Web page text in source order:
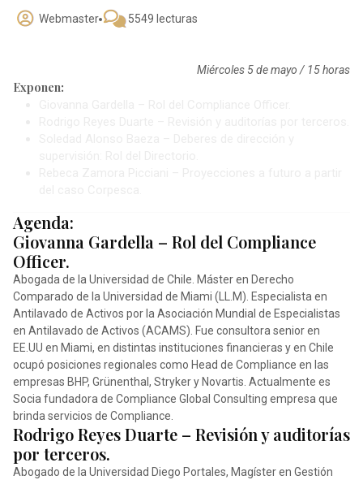
Webmaster 5549 lecturas
Miércoles 5 de mayo / 15 horas
Exponen:
Agenda:
Giovanna Gardella – Rol del Compliance
Officer.
Abogada de la Universidad de Chile. Máster en Derecho
Comparado de la Universidad de Miami (LL.M). Especialista en
Antilavado de Activos por la Asociación Mundial de Especialistas
en Antilavado de Activos (ACAMS). Fue consultora senior en
EE.UU en Miami, en distintas instituciones financieras y en Chile
ocupó posiciones regionales como Head de Compliance en las
empresas BHP, Grünenthal, Stryker y Novartis. Actualmente es
Socia fundadora de Compliance Global Consulting empresa que
brinda servicios de Compliance.
Rodrigo Reyes Duarte – Revisión y auditorías
por terceros.
Abogado de la Universidad Diego Portales, Magíster en Gestión